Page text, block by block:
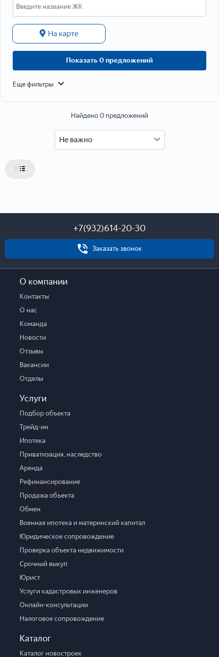
Данные о расположении
Данные об объекте
Этажей
Комнатность
1
2
Стоимость
На карте
Показать 0 предложений
Еще фильтры
Найдено 0 предложений
Не важно
+7(932)614-20-30
Заказать звонок
О компании
Контакты
О нас
Команда
Новости
Отзывы
Вакансии
Отделы
Услуги
Подбор объекта
Трейд-ин
Ипотека
Приватизация, наследство
Аренда
Рефинансирование
Продажа объекта
Обмен
Военная ипотека и материнский капитал
Юридическое сопровождение
Проверка объекта недвижимости
Срочный выкуп
Юрист
Услуги кадастровых инженеров
Онлайн-консультации
Налоговое сопровождение
Каталог
Каталог новостроек